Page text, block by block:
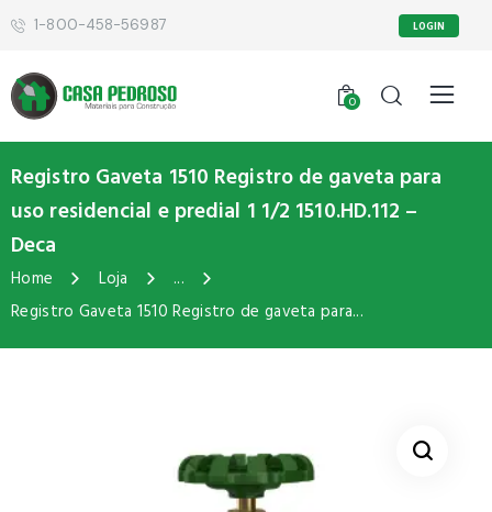
1-800-458-56987 LOGIN
0
Registro Gaveta 1510 Registro de gaveta para
uso residencial e predial 1 1/2 1510.HD.112 –
Deca
Home Loja
...
Registro Gaveta 1510 Registro de gaveta para...